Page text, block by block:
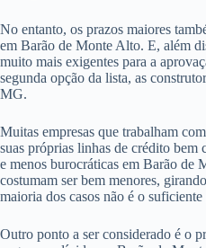
No entanto, os prazos maiores
em Barão de Monte Alto. E, além
muito mais exigentes para a
segunda opção da lista, as
MG.
Muitas empresas que trabalham
suas próprias linhas de crédito
e menos burocráticas em Barão de
costumam ser bem menores,
maioria dos casos não é o
Outro ponto a ser considerado é o